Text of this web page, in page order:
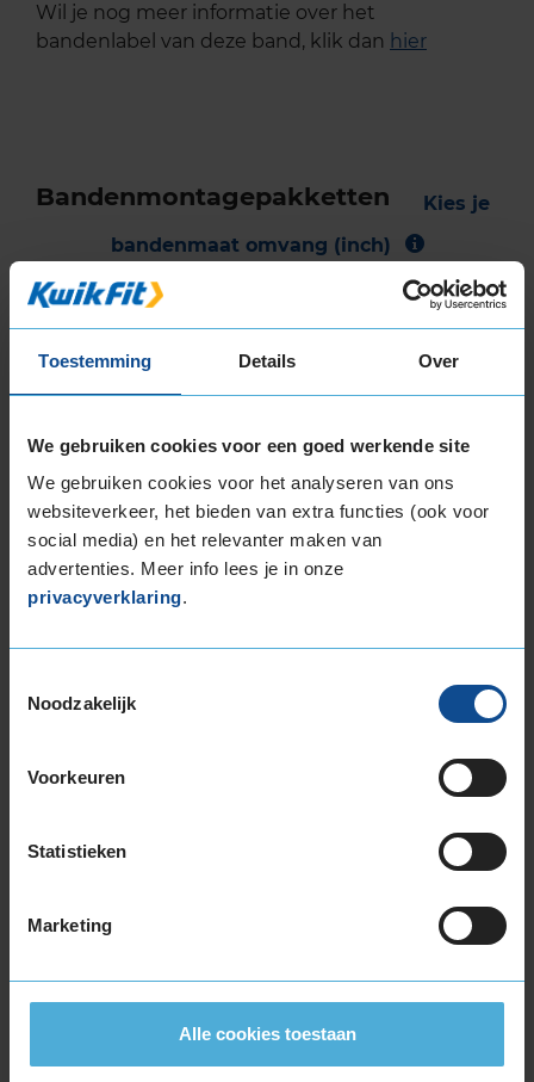
Toestemming Details Over
We gebruiken cookies voor een goed werkende site
We gebruiken cookies voor het analyseren van ons
websiteverkeer, het bieden van extra functies (ook voor
social media) en het relevanter maken van
advertenties. Meer info lees je in onze
privacyverklaring.
Noodzakelijk
Voorkeuren
Statistieken
Marketing
Alle cookies toestaan
Wil je nog meer informatie over het
bandenlabel van deze band, klik dan hier
Bandenmontagepakketten
Kies je
bandenmaat omvang (inch)
Per band € 40,-
Montage
Balanceren
Ventiel of TPMS service
of
165/60R14 79T EXTRALOAD